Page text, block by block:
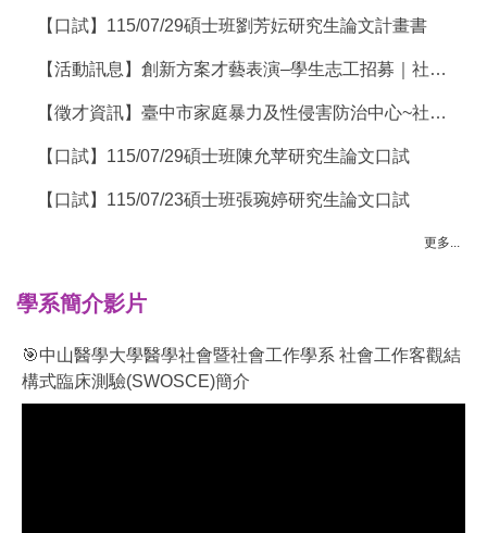
【口試】115/07/29碩士班劉芳妘研究生論文計畫書
【活動訊息】創新方案才藝表演–學生志工招募｜社團法人臺中市康復之友協會
【徵才資訊】臺中市家庭暴力及性侵害防治中心~社安網聘用社工員徵才公告
【口試】115/07/29碩士班陳允苹研究生論文口試
【口試】115/07/23碩士班張琬婷研究生論文口試
更多...
學系簡介影片
🎯中山醫學大學醫學社會暨社會工作學系 社會工作客觀結
構式臨床測驗(SWOSCE)簡介